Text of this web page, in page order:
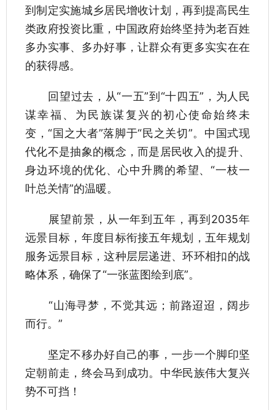
到制定实施城乡居民增收计划，再到提高民生
类政府投资比重，中国政府始终坚持为老百姓
多办实事、多办好事，让群众有更多实实在在
的获得感。
回望过去，从“一五”到“十四五”，为人民
谋幸福、为民族谋复兴的初心使命始终未
变，“国之大者”落脚于“民之关切”。中国式现
代化不是抽象的概念，而是居民收入的提升、
身边环境的优化、心中升腾的希望、“一枝一
叶总关情”的温暖。
展望前景，从一年到五年，再到2035年
远景目标，年度目标衔接五年规划，五年规划
服务远景目标，这种层层递进、环环相扣的战
略体系，确保了“一张蓝图绘到底”。
“山海寻梦，不觉其远；前路迢迢，阔步
而行。”
坚定不移办好自己的事，一步一个脚印坚
定朝前走，终会马到成功。中华民族伟大复兴
势不可挡！